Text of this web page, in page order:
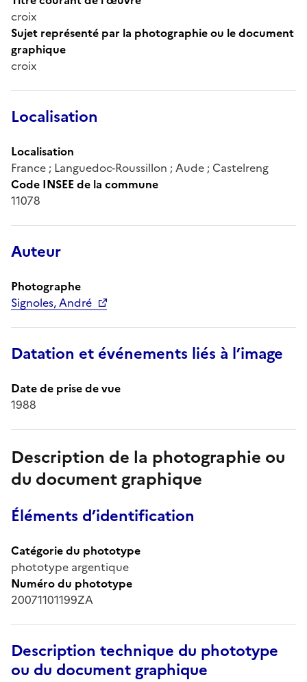
croix
Sujet représenté par la photographie ou le document
graphique
croix
Localisation
Localisation
France ; Languedoc-Roussillon ; Aude ; Castelreng
Code INSEE de la commune
11078
Auteur
Photographe
Signoles, André
Datation et événements liés à l’image
Date de prise de vue
1988
Description de la photographie ou
du document graphique
Éléments d’identification
Catégorie du phototype
phototype argentique
Numéro du phototype
20071101199ZA
Description technique du phototype
ou du document graphique